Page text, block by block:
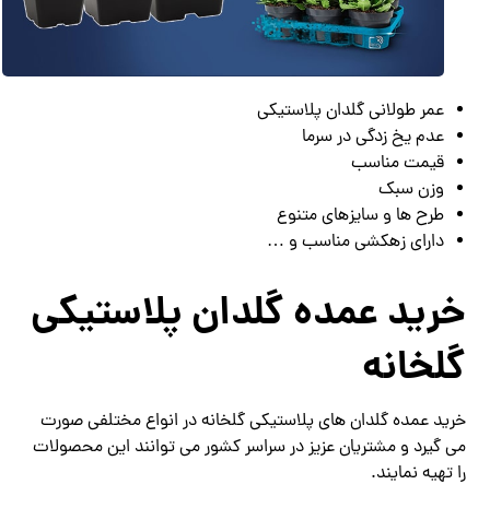
عمر طولانی گلدان پلاستیکی
عدم یخ زدگی در سرما
قیمت مناسب
وزن سبک
طرح ها و سایزهای متنوع
دارای زهکشی مناسب و …
خرید عمده گلدان پلاستیکی
گلخانه
خرید عمده گلدان های پلاستیکی گلخانه در انواع مختلفی صورت
می گیرد و مشتریان عزیز در سراسر کشور می توانند این محصولات
را تهیه نمایند.